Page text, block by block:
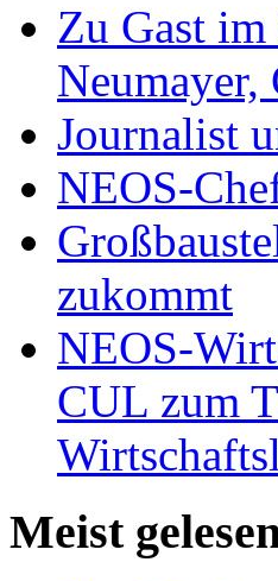
Zu Gast
Journalist
NEOS-
zukommt
NEOS-
CUL zum
Meist